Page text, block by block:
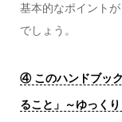
基本的なポイント
でしょう。
④ このハンドブッ
ること」～ゆっく